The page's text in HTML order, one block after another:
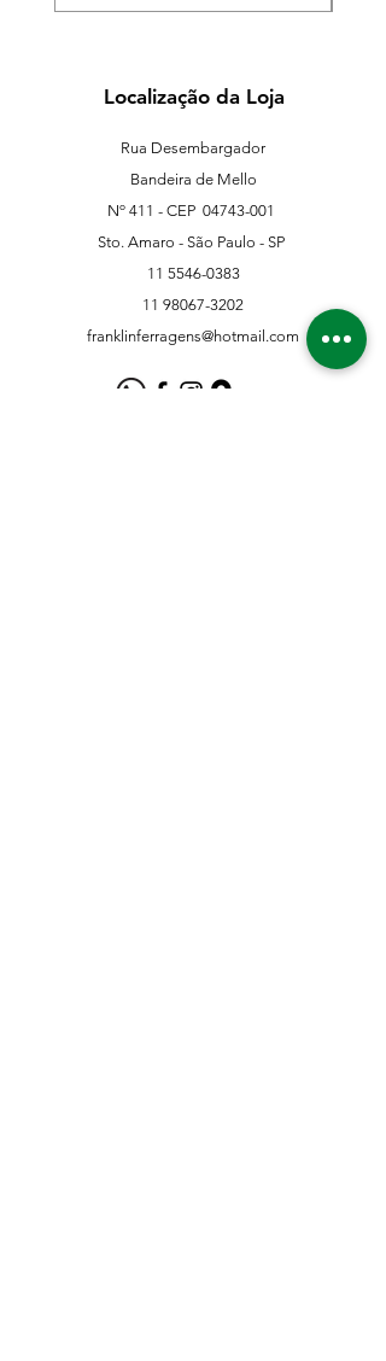
Localização da Loja
Rua Desembargador
Bandeira de Mello
Nº 411 - CEP 04743-001
Sto. Amaro - São Paulo - SP
11 5546-0383
11 98067-3202
franklinferragens@hotmail.com